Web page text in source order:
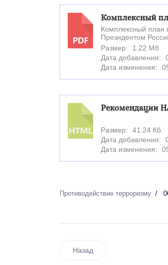
PDF
Комплексный
Комплексный план
Президентом
Размер:
1.22 Мб
Дата добавления:
Дата изменения:
HTML
Рекомендации
Размер:
41.24 Кб
Дата добавления:
Дата изменения:
Противодействие терроризму
Назад